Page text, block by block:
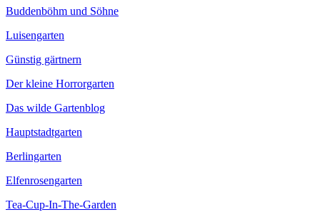
Buddenböhm und Söhne
Luisengarten
Günstig gärtnern
Der kleine Horrorgarten
Das wilde Gartenblog
Hauptstadtgarten
Berlingarten
Elfenrosengarten
Tea-Cup-In-The-Garden